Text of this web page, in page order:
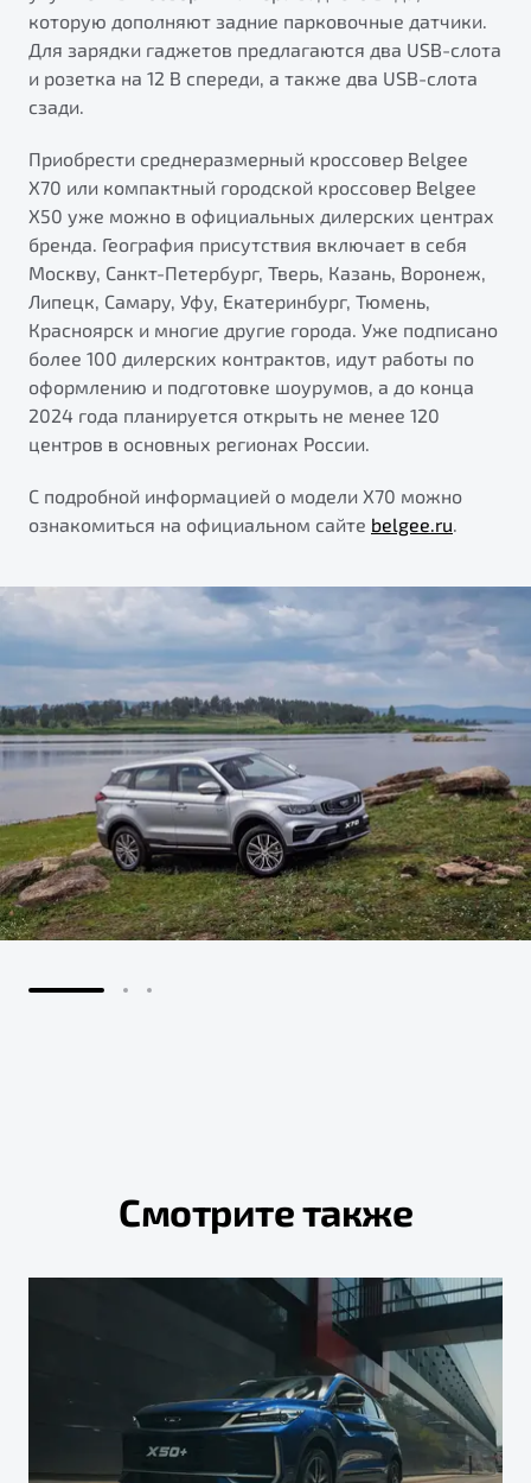
которую дополняют задние парковочные датчики.
Для зарядки гаджетов предлагаются два USB-слота
и розетка на 12 В спереди, а также два USB-слота
сзади.
Приобрести среднеразмерный кроссовер Belgee
X70 или компактный городской кроссовер Belgee
X50 уже можно в официальных дилерских центрах
бренда. География присутствия включает в себя
Москву, Санкт-Петербург, Тверь, Казань, Воронеж,
Липецк, Самару, Уфу, Екатеринбург, Тюмень,
Красноярск и многие другие города. Уже подписано
более 100 дилерских контрактов, идут работы по
оформлению и подготовке шоурумов, а до конца
2024 года планируется открыть не менее 120
центров в основных регионах России.
С подробной информацией о модели Х70 можно
ознакомиться на официальном сайте belgee.ru.
Смотрите также